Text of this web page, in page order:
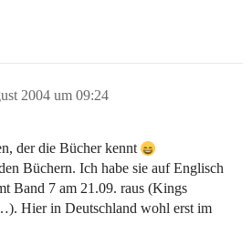
2004 um 09:24
der die Bücher kennt
Büchern. Ich habe sie auf Englisch
Band 7 am 21.09. raus (Kings
Hier in Deutschland wohl erst im